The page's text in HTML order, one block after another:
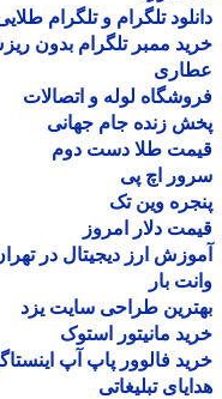
تلگرام و تلگرام طلایی
ممبر تلگرام بدون ریزش
لوله و اتصالات
زنده جام جهانی
طلا دست دوم
اچ پی
وین تک
دلار امروز
ارز دیجیتال در تهران
بار
طراحی سایت یزد
مانیتور استوک
فالوور پاپ آپ اینستاگرام
تبلیغاتی